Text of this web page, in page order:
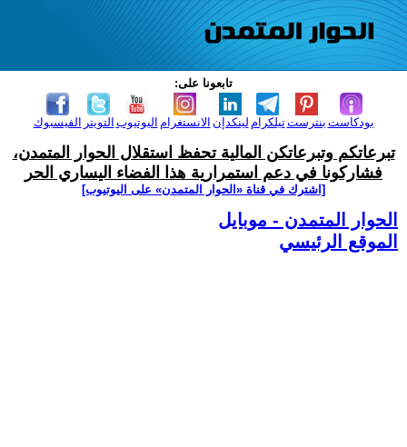
تابعونا على:
الفيسبوك التويتر اليوتيوب الانستغرام لينكدإن تيلكرامبنترست بودكاست
تبرعاتكم وتبرعاتكن المالية تحفظ استقلال الحوار المتمدن،
فشاركونا في دعم استمرارية هذا الفضاء اليساري الحر
[اشترك في قناة ‫«الحوار المتمدن» على اليوتيوب]
الحوار المتمدن - موبايل
الموقع الرئيسي